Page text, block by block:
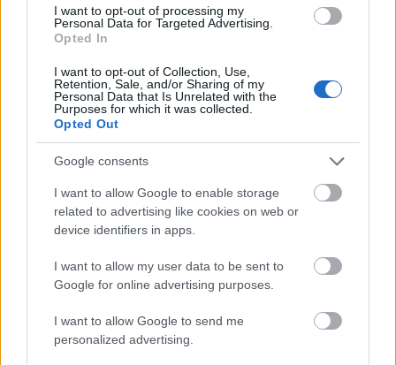
I want to opt-out of processing my
Personal Data for Targeted Advertising.
Opted In
I want to opt-out of Collection, Use,
Retention, Sale, and/or Sharing of my
Personal Data that Is Unrelated with the
Purposes for which it was collected.
Opted Out
Google consents
I want to allow Google to enable storage
related to advertising like cookies on web or
device identifiers in apps.
I want to allow my user data to be sent to
Google for online advertising purposes.
I want to allow Google to send me
personalized advertising.
FORMULA 1 07/08/2026 - 10:00
Σαν Σήμερα: Το τρομακτικό ατύχημα του Πιρονί
με τη Ferrari (vid)